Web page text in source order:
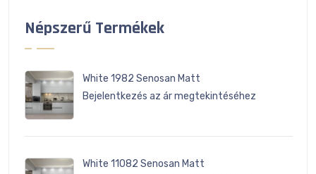
Népszerű Termékek
White 1982 Senosan Matt
Bejelentkezés az ár megtekintéséhez
White 11082 Senosan Matt